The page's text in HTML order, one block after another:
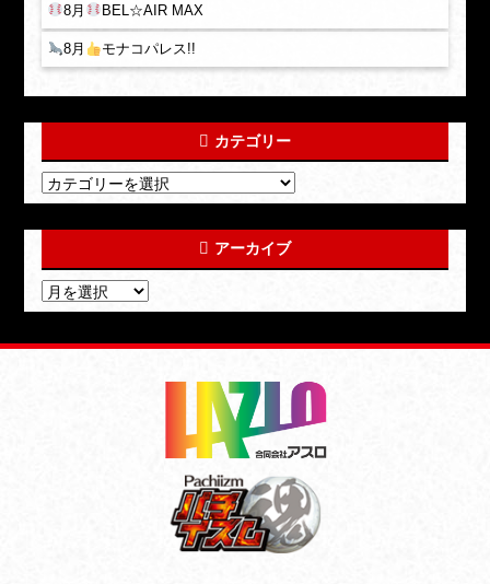
8月 BEL☆AIR MAX
8月 モナコパレス!!
カテゴリー
アーカイブ